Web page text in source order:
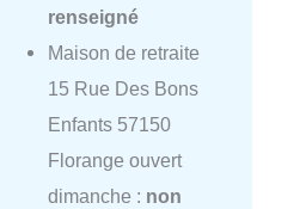
renseigné
Maison de retraite
15 Rue Des Bons
Enfants 57150
Florange ouvert
dimanche : non